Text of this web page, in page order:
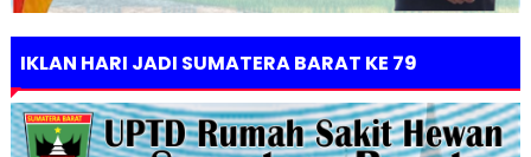
IKLAN HARI JADI SUMATERA BARAT KE 79